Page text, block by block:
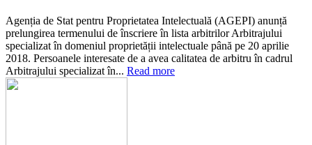
Agenția de Stat pentru Proprietatea Intelectuală (AGEPI) anunță
prelungirea termenului de înscriere în lista arbitrilor Arbitrajului
specializat în domeniul proprietății intelectuale până pe 20 aprilie
2018. Persoanele interesate de a avea calitatea de arbitru în cadrul
Arbitrajului specializat în... Read more